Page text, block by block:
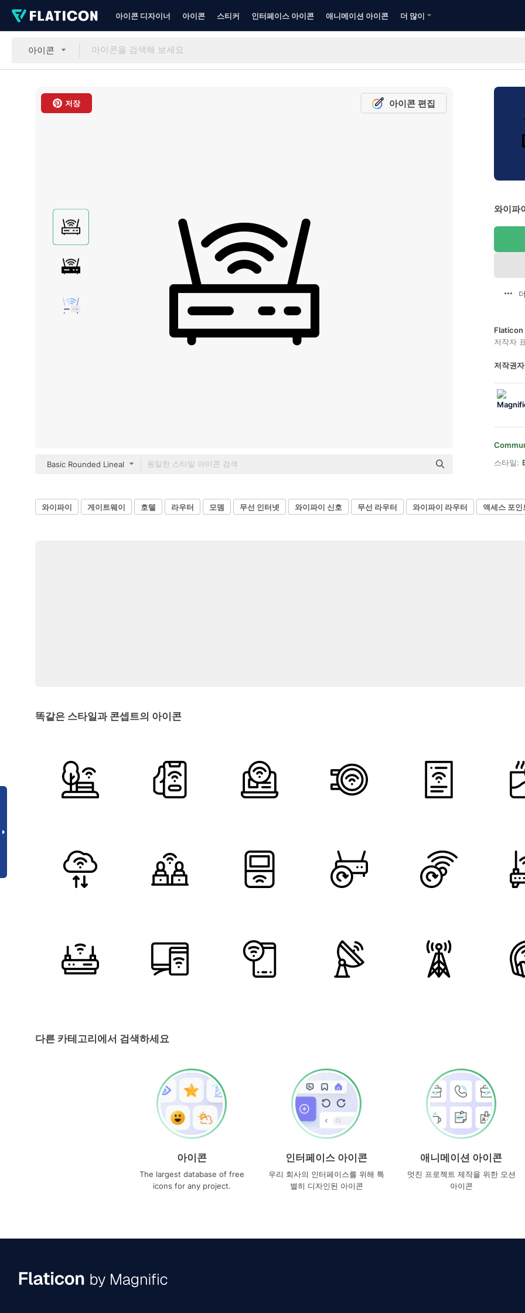
아이콘 디자이너 아이콘 스티커 인터페이스 아이콘 애니메이션 아이콘 더 많이
아이콘
저장 아이콘 편집
Basic Rounded Lineal
와이파
Flaticon
저작자
저작권
스타일:
와이파이 게이트웨이 호텔 라우터 모뎀 무선 인터넷 와이파이 신호 무선 라우터 와이파이 라우터 액세스 포인
똑같은 스타일과 콘셉트의 아이콘
다른 카테고리에서 검색하세요
아이콘
The largest database of free
icons for any project.
인터페이스 아이콘
우리 회사의 인터페이스를 위해 특
별히 디자인된 아이콘
애니메이션 아이콘
멋진 프로젝트 제작을 위한 모션
아이콘